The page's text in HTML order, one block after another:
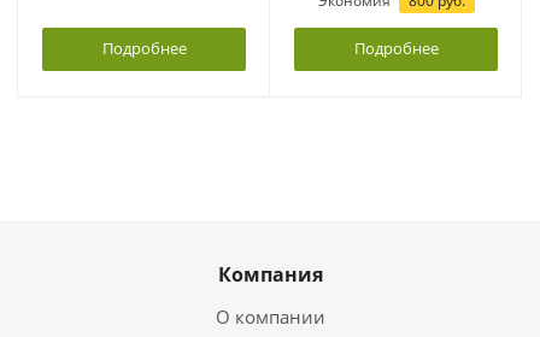
Подробнее Подробнее
Компания
О компании